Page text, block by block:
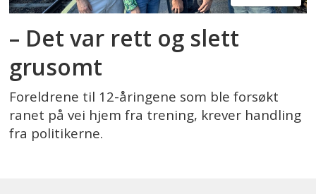
– Det var rett og slett
grusomt
Foreldrene til 12-åringene som ble forsøkt
ranet på vei hjem fra trening, krever handling
fra politikerne.